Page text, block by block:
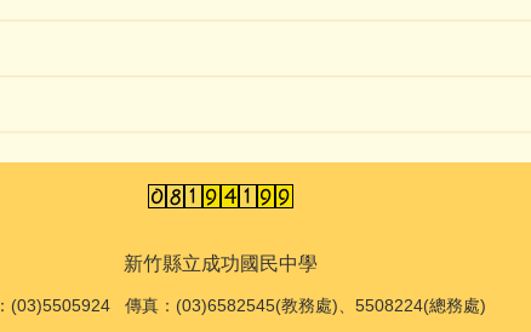
新竹縣立成功國民中學
：(03)5505924 傳真：(03)6582545(教務處)、5508224(總務處)